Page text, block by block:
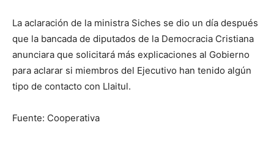
La aclaración de la ministra Siches se dio un día después
que la bancada de diputados de la Democracia Cristiana
anunciara que solicitará más explicaciones al Gobierno
para aclarar si miembros del Ejecutivo han tenido algún
tipo de contacto con Llaitul.
Fuente: Cooperativa